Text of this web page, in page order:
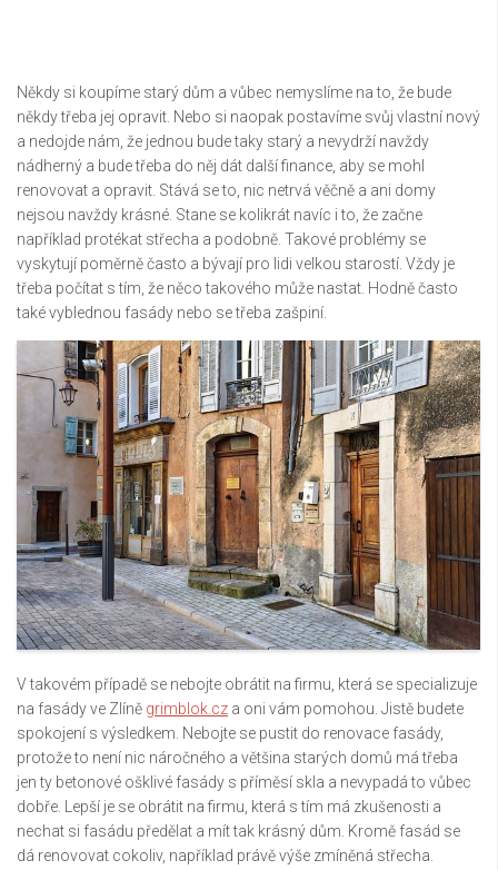
Někdy si koupíme starý dům a vůbec nemyslíme na to, že bude
někdy třeba jej opravit. Nebo si naopak postavíme svůj vlastní nový
a nedojde nám, že jednou bude taky starý a nevydrží navždy
nádherný a bude třeba do něj dát další finance, aby se mohl
renovovat a opravit. Stává se to, nic netrvá věčně a ani domy
nejsou navždy krásné. Stane se kolikrát navíc i to, že začne
například protékat střecha a podobně. Takové problémy se
vyskytují poměrně často a bývají pro lidi velkou starostí. Vždy je
třeba počítat s tím, že něco takového může nastat. Hodně často
také vyblednou fasády nebo se třeba zašpiní.
V takovém případě se nebojte obrátit na firmu, která se specializuje
na fasády ve Zlíně grimblok.cz a oni vám pomohou. Jistě budete
spokojení s výsledkem. Nebojte se pustit do renovace fasády,
protože to není nic náročného a většina starých domů má třeba
jen ty betonové ošklivé fasády s příměsí skla a nevypadá to vůbec
dobře. Lepší je se obrátit na firmu, která s tím má zkušenosti a
nechat si fasádu předělat a mít tak krásný dům. Kromě fasád se
dá renovovat cokoliv, například právě výše zmíněná střecha.